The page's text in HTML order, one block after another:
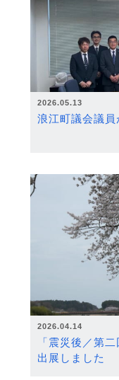
2026.05.13
浪江町議会議
2026.04.14
「震災後／第
出展しました